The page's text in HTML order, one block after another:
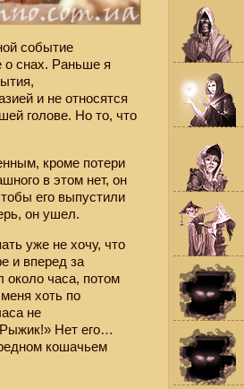
событие
о снах. Раньше я
и не относятся
голове. Но то, что
кроме потери
в этом нет, он
его выпустили
он ушел.
уже не хочу, что
и вперед за
около часа, потом
хоть по
не
Нет его…
кошачьем